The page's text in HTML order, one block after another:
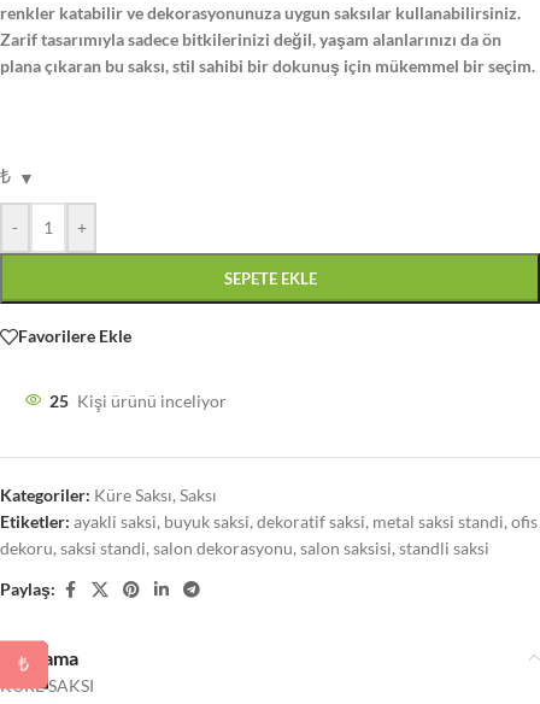
renkler katabilir ve dekorasyonunuza uygun saksılar kullanabilirsiniz.
Zarif tasarımıyla sadece bitkilerinizi değil, yaşam alanlarınızı da ön
plana çıkaran bu saksı, stil sahibi bir dokunuş için mükemmel bir seçim.
₺
- +
SEPETE EKLE
Favorilere Ekle
25 Kişi ürünü inceliyor
Kategoriler: Küre Saksı, Saksı
Etiketler: ayakli saksi, buyuk saksi, dekoratif saksi, metal saksi standi, ofis
dekoru, saksi standi, salon dekorasyonu, salon saksisi, standli saksi
Paylaş:
Açıklama
KÜRE SAKSI
₺